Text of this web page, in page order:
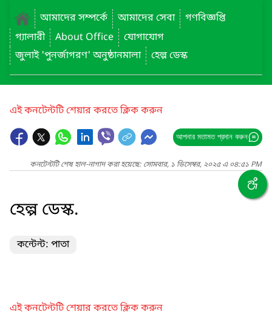
আমাদের সম্পর্কে
আমাদের সেবা
গণবিজ্ঞপ্তি
গ্যালারী
About Office
যোগাযোগ
জুলাই 'পুনর্জাগরণ' অনুষ্ঠানমালা
হেল্প ডেস্ক
এই কনটেন্টটি শেয়ার করতে ক্লিক করুন
আপনার মতামত প্রদান করুন
কনটেন্টটি শেষ হাল-নাগাদ করা হয়েছে: সোমবার, ১ ডিসেম্বর, ২০২৫ এ ০৪:৫১ PM
হেল্প ডেস্ক.
কন্টেন্ট: পাতা
এই কনটেন্টটি শেয়ার করতে ক্লিক করুন